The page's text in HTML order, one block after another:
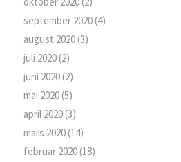
september 2020(4)
august 2020(3)
juli 2020(2)
juni 2020(2)
mai 2020(5)
april 2020(3)
mars 2020(14)
februar 2020(18)